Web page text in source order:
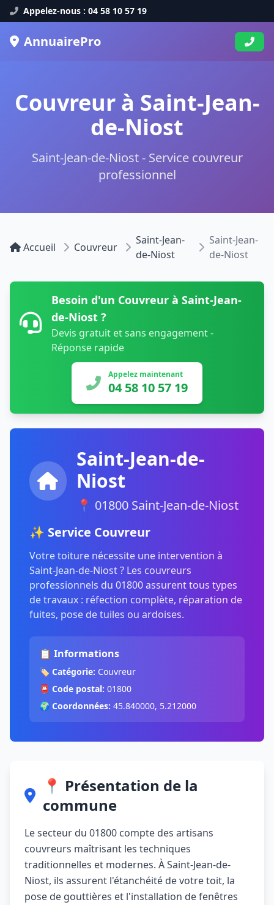
Appelez-nous : 04 58 10 57 19
AnnuairePro
Couvreur à Saint-Jean-
de-Niost
Saint-Jean-de-Niost - Service couvreur
professionnel
Accueil Couvreur
Saint-Jean-
de-Niost
Saint-Jean-
de-Niost
Besoin d'un Couvreur à Saint-Jean-
de-Niost ?
Devis gratuit et sans engagement -
Réponse rapide
Appelez maintenant
04 58 10 57 19
Saint-Jean-de-
Niost
📍 01800 Saint-Jean-de-Niost
✨ Service Couvreur
Votre toiture nécessite une intervention à
Saint-Jean-de-Niost ? Les couvreurs
professionnels du 01800 assurent tous types
de travaux : réfection complète, réparation de
fuites, pose de tuiles ou ardoises.
📋 Informations
🏷️ Catégorie: Couvreur
📮 Code postal: 01800
🌍 Coordonnées: 45.840000, 5.212000
📍 Présentation de la
commune
Le secteur du 01800 compte des artisans
couvreurs maîtrisant les techniques
traditionnelles et modernes. À Saint-Jean-de-
Niost, ils assurent l'étanchéité de votre toit, la
pose de gouttières et l'installation de fenêtres